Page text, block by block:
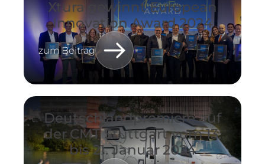
Xtura gewinnt European
Innovation Award 2024
zum Beitrag
Deutschlandpremiere auf
der CMT Stuttgart vom 13.
bis 21. Januar 2024